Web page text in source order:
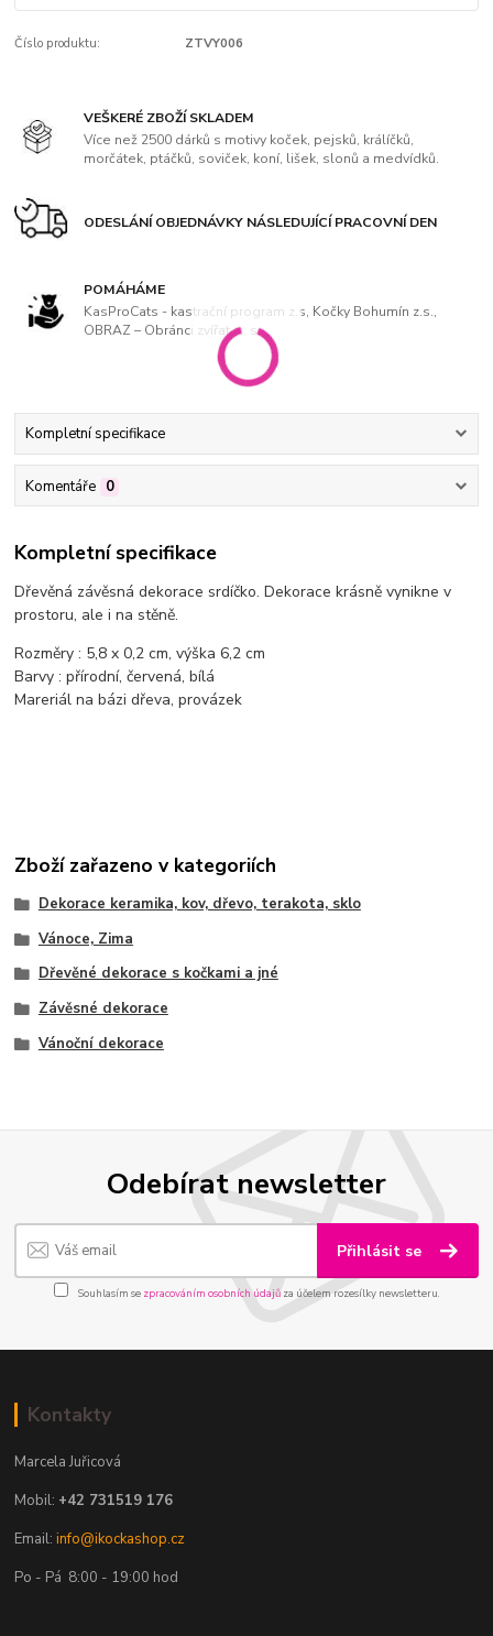
Číslo produktu: ZTVY006
VEŠKERÉ ZBOŽÍ SKLADEM
Více než 2500 dárků s motivy koček, pejsků, králíčků,
morčátek, ptáčků, soviček, koní, lišek, slonů a medvídků.
ODESLÁNÍ OBJEDNÁVKY NÁSLEDUJÍCÍ PRACOVNÍ DEN
POMÁHÁME
KasProCats - kastrační program z.s, Kočky Bohumín z.s.,
OBRAZ – Obránci zvířat, z. s
Kompletní specifikace
Komentáře 0
Kompletní specifikace
Dřevěná závěsná dekorace srdíčko. Dekorace krásně vynikne v
prostoru, ale i na stěně.
Rozměry : 5,8 x 0,2 cm, výška 6,2 cm
Barvy : přírodní, červená, bílá
Mareriál na bázi dřeva, provázek
Zboží zařazeno v kategoriích
Dekorace keramika, kov, dřevo, terakota, sklo
Vánoce, Zima
Dřevěné dekorace s kočkami a jné
Závěsné dekorace
Vánoční dekorace
Odebírat newsletter
Přihlásit se
Souhlasím se zpracováním osobních údajůza účelem rozesílky newsletteru.
Kontakty
Marcela Juřicová
Mobil: +42 731519 176
Email:info@ikockashop.cz
Po - Pá 8:00 - 19:00 hod